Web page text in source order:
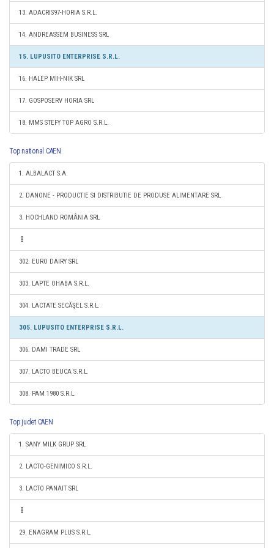
13. ADACRIS97-HORIA S.R.L.
14. ANDREASSEM BUSINESS SRL
15. LUPUSITO ENTERPRISE S.R.L.
16. HALEP MIH-NIK SRL
17. GOSPOSERV HORIA SRL
18. MMS STEFY TOP AGRO S.R.L.
Top national CAEN
1. ALBALACT S.A.
2. DANONE - PRODUCTIE SI DISTRIBUTIE DE PRODUSE ALIMENTARE SRL
3. HOCHLAND ROMÂNIA SRL
302. EURO DAIRY SRL
303. LAPTE OHABA S.R.L.
304. LACTATE SECĂŞEL S.R.L.
305. LUPUSITO ENTERPRISE S.R.L.
306. DAMI TRADE SRL
307. LACTO BEUCA S.R.L.
308. PAM 1980 S.R.L.
Top judet CAEN
1. SANY MILK GRUP SRL
2. LACTO-GENIMICO S.R.L.
3. LACTO PANAIT SRL
29. ENAGRAM PLUS S.R.L.